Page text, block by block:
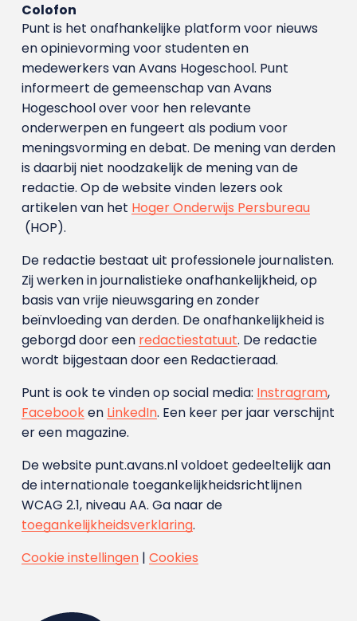
Colofon
Punt is het onafhankelijke platform voor nieuws
en opinievorming voor studenten en
medewerkers van Avans Hoge­school. Punt
informeert de gemeenschap van Avans
Hogeschool over voor hen relevante
onderwerpen en fungeert als podium voor
meningsvorming en debat. De mening van derden
is daarbij niet noodzakelijk de mening van de
redactie. Op de website vinden lezers ook
artikelen van het Hoger Onderwijs Persbureau
(HOP).
De redactie bestaat uit professionele journalisten.
Zij werken in journalistieke onafhankelijkheid, op
basis van vrije nieuwsgaring en zonder
beïnvloeding van derden. De onafhankelijkheid is
geborgd door een redactiestatuut. De redactie
wordt bijgestaan door een Redactieraad.
Punt is ook te vinden op social media: Instragram,
Facebooken LinkedIn. Een keer per jaar verschijnt
er een magazine.
De website punt.avans.nl voldoet gedeeltelijk aan
de internationale toegankelijkheidsrichtlijnen
WCAG 2.1, niveau AA. Ga naar de
toegankelijkheidsverklaring.
Cookie instellingen| Cookies